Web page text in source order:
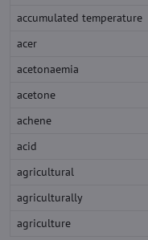
accumulated temperature
acer
acetonaemia
acetone
achene
acid
agricultural
agriculturally
agriculture